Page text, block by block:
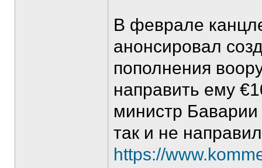
В феврале
анонсировал
пополнения
направить ему
министр
так и не
https://